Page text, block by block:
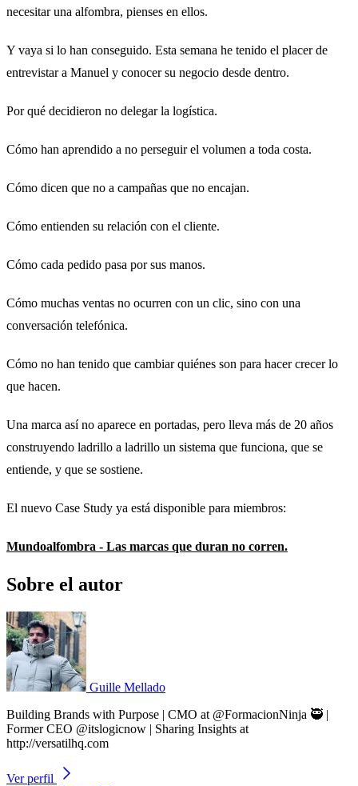
necesitar una alfombra, pienses en ellos.
Y vaya si lo han conseguido. Esta semana he tenido el placer de
entrevistar a Manuel y conocer su negocio desde dentro.
Por qué decidieron no delegar la logística.
Cómo han aprendido a no perseguir el volumen a toda costa.
Cómo dicen que no a campañas que no encajan.
Cómo entienden su relación con el cliente.
Cómo cada pedido pasa por sus manos.
Cómo muchas ventas no ocurren con un clic, sino con una
conversación telefónica.
Cómo no han tenido que cambiar quiénes son para hacer crecer lo
que hacen.
Una marca así no aparece en portadas, pero lleva más de 20 años
construyendo ladrillo a ladrillo un sistema que funciona, que se
entiende, y que se sostiene.
El nuevo Case Study ya está disponible para miembros:
Mundoalfombra - Las marcas que duran no corren.
Sobre el autor
Guille Mellado
Building Brands with Purpose | CMO at @FormacionNinja 🥷 |
Former CEO @itslogicnow | Sharing Insights at
http://versatilhq.com
Ver perfil